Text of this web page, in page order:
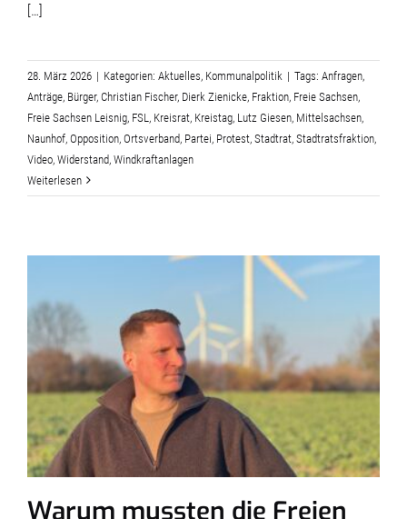
[…]
28. März 2026 | Kategorien: Aktuelles, Kommunalpolitik | Tags: Anfragen,
Anträge, Bürger, Christian Fischer, Dierk Zienicke, Fraktion, Freie Sachsen,
Freie Sachsen Leisnig, FSL , Kreisrat, Kreistag, Lutz Giesen, Mittelsachsen,
Naunhof, Opposition, Ortsverband, Partei, Protest, Stadtrat, Stadtratsfraktion,
Video, Widerstand, Windkraftanlagen
Weiterlesen
Warum mussten die Freien